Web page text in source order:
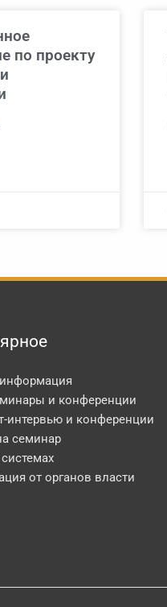
по проекту
информация
и конференции
интервью и конференции
семинар
от органов власти